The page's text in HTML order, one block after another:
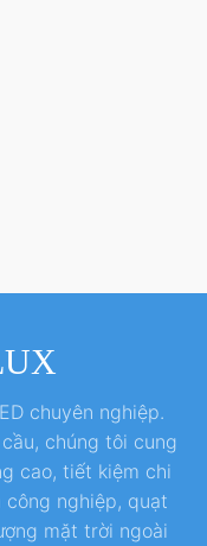
chuyên nghiệp.
chúng tôi cung
cao, tiết kiệm chi
công nghiệp, quạt
mặt trời ngoài